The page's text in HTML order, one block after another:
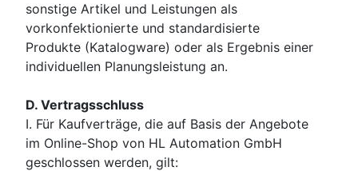
sonstige Artikel und Leistungen als
vorkonfektionierte und standardisierte
Produkte (Katalogware) oder als Ergebnis einer
individuellen Planungsleistung an.
D. Vertragsschluss
I. Für Kaufverträge, die auf Basis der Angebote
im Online-Shop von HL Automation GmbH
geschlossen werden, gilt: